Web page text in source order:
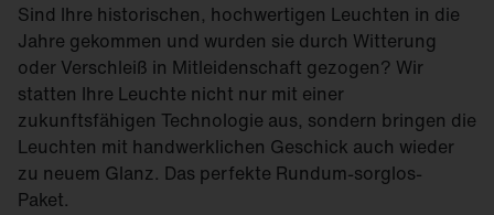
Sind Ihre historischen, hochwertigen Leuchten in die
Jahre gekommen und wurden sie durch Witterung
oder Verschleiß in Mitleidenschaft gezogen? Wir
statten Ihre Leuchte nicht nur mit einer
zukunftsfähigen Technologie aus, sondern bringen die
Leuchten mit handwerklichen Geschick auch wieder
zu neuem Glanz. Das perfekte Rundum-sorglos-
Paket.